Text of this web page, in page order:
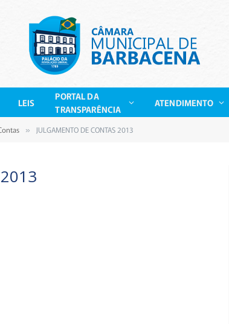
LEIS
PORTAL DA
TRANSPARÊNCIA
ATENDIMENTO
» JULGAMENTO DE CONTAS 2013